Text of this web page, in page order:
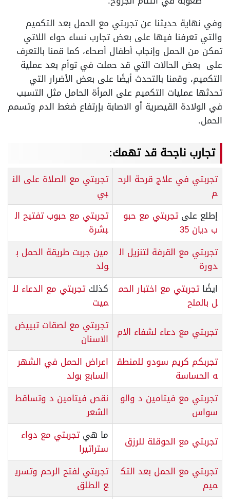
وفي نهاية حديثنا عن تجربتي مع الحمل بعد التكميم
والتي تعرفنا فيها على بعض تجارب نساء حواء اللاتي
تمكن من الحمل وإنجاب أطفال أصحاء، كما قمنا بالتعرف
على بعض الحالات التي قد حملت في توأم بعد عملية
التكميم، وقمنا بالتحدث أيضًا على بعض الأضرار التي
تحدثها عمليات التكميم على المرأة الحامل مثل التسبب
في الولادة القيصرية أو الاصابة بإرتفاع ضغط الدم وتسمم
الحمل.
تجارب ناجحة قد تهمك:
تجربتي في علاج قرحة الرح
م
تجربتي مع الصلاة على الن
بي
إطلع علىتجربتي مع حبو
ب ديان 35
تجربتي مع حبوب تفتيح ال
بشرة
تجربتي مع القرفة لتنزيل ال
دورة
مين جربت طريقة الحمل ب
ولد
ايضًاتجربتي مع اختبار الحم
ل بالملح
كذلكتجربتي مع الدعاء لل
ميت
تجربتي مع دعاء لشفاء الام تجربتي مع لصقات تبييض
الاسنان
تجربكم كريم سودو للمنطق
ه الحساسة
اعراض الحمل في الشهر
السابع بولد
تجربتي مع فيتامين د والو
سواس
نقص فيتامين د وتساقط
الشعر
تجربتي مع الحوقلة للرزق
ما هيتجربتي مع دواء
ستراتيرا
تجربتي مع الحمل بعد التك
ميم
تجربتي لفتح الرحم وتسري
ع الطلق